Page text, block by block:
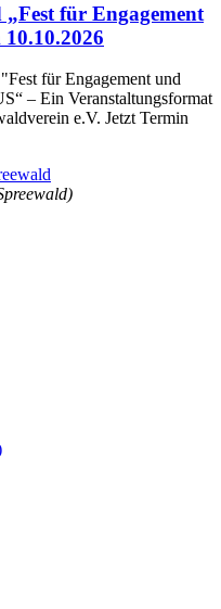
für Engagement
für Engagement und
– Ein Veranstaltungsformat
e.V. Jetzt Termin